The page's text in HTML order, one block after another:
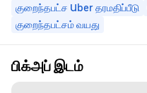
குறைந்தபட்ச Uber தரமதிப்பீடு
குறைந்தபட்சம் வயது
பிக்அப் இடம்